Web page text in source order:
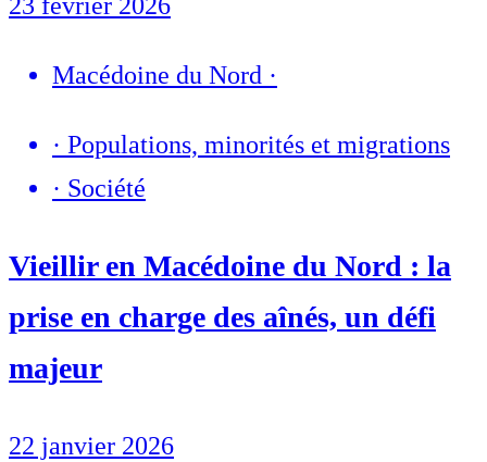
23 février 2026
Macédoine du Nord ·
· Populations, minorités et migrations
· Société
Vieillir en Macédoine du Nord : la
prise en charge des aînés, un défi
majeur
22 janvier 2026